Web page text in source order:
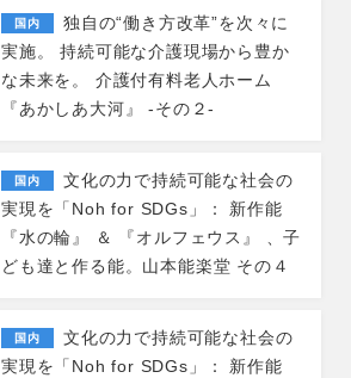
国内
独自の“働き方改革”を次々に
実施。 持続可能な介護現場から豊か
な未来を。 介護付有料老人ホーム
『あかしあ大河』 -その２-
国内
文化の力で持続可能な社会の
実現を「Noh for SDGs」： 新作能
『水の輪』 ＆ 『オルフェウス』 、子
ども達と作る能。山本能楽堂 その４
国内
文化の力で持続可能な社会の
実現を「Noh for SDGs」： 新作能